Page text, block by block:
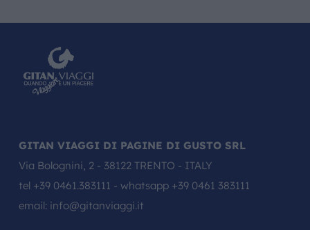
GITAN VIAGGI DI PAGINE DI GUSTO SRL
Via Bolognini, 2 - 38122 TRENTO - ITALY
tel +39 0461.383111 - whatsapp +39 0461 383111
email: info@gitanviaggi.it